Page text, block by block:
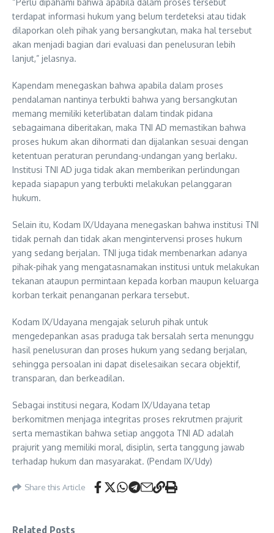
“Perlu dipahami bahwa apabila dalam proses tersebut
terdapat informasi hukum yang belum terdeteksi atau tidak
dilaporkan oleh pihak yang bersangkutan, maka hal tersebut
akan menjadi bagian dari evaluasi dan penelusuran lebih
lanjut,” jelasnya.
Kapendam menegaskan bahwa apabila dalam proses
pendalaman nantinya terbukti bahwa yang bersangkutan
memang memiliki keterlibatan dalam tindak pidana
sebagaimana diberitakan, maka TNI AD memastikan bahwa
proses hukum akan dihormati dan dijalankan sesuai dengan
ketentuan peraturan perundang-undangan yang berlaku.
Institusi TNI AD juga tidak akan memberikan perlindungan
kepada siapapun yang terbukti melakukan pelanggaran
hukum.
Selain itu, Kodam IX/Udayana menegaskan bahwa institusi TNI
tidak pernah dan tidak akan mengintervensi proses hukum
yang sedang berjalan. TNI juga tidak membenarkan adanya
pihak-pihak yang mengatasnamakan institusi untuk melakukan
tekanan ataupun permintaan kepada korban maupun keluarga
korban terkait penanganan perkara tersebut.
Kodam IX/Udayana mengajak seluruh pihak untuk
mengedepankan asas praduga tak bersalah serta menunggu
hasil penelusuran dan proses hukum yang sedang berjalan,
sehingga persoalan ini dapat diselesaikan secara objektif,
transparan, dan berkeadilan.
Sebagai institusi negara, Kodam IX/Udayana tetap
berkomitmen menjaga integritas proses rekrutmen prajurit
serta memastikan bahwa setiap anggota TNI AD adalah
prajurit yang memiliki moral, disiplin, serta tanggung jawab
terhadap hukum dan masyarakat. (Pendam IX/Udy)
Share this Article
Related Posts